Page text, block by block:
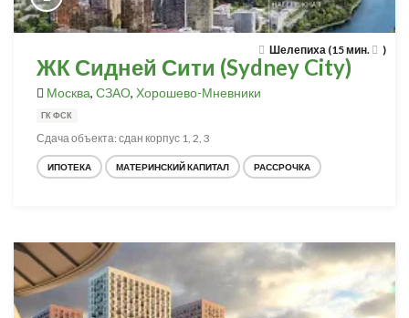
Шелепиха (15 мин. )
ЖК Сидней Сити (Sydney City)
Москва, СЗАО, Хорошево-Мневники
ГК ФСК
Сдача объекта: сдан корпус 1, 2, 3
ИПОТЕКА МАТЕРИНСКИЙ КАПИТАЛ РАССРОЧКА